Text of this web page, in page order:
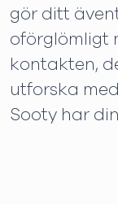
gör ditt
oförglömligt
kontakten,
utforska
Sooty har